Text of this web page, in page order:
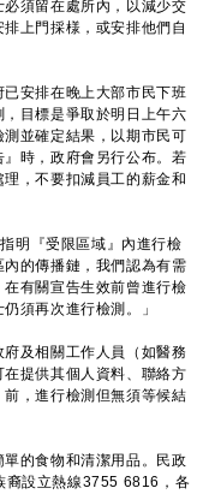
須留在處所內，以減少交
上門採様，或安排他們自
安排在晚上大部市民下班
目標是爭取於明日上午六
並確定結果，以期市民可
時，政府會另行公布。若
，不要扣減員工的薪金和
『受限區域』內進行檢
的傳播鏈，我們認為有需
有關宣告生效前曾進行檢
須再次進行檢測。」
及相關工作人員（如醫務
提供其個人資料、聯絡方
，進行檢測但無須等候結
的食物和清潔用品。民政
裔設立熱線3755 6816，各